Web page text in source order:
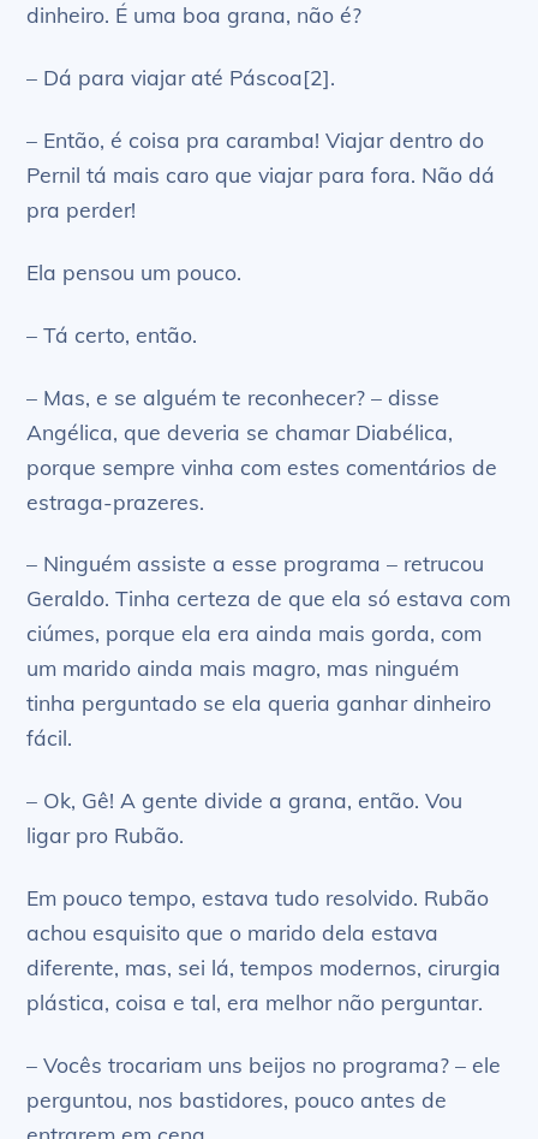
dinheiro. É uma boa grana, não é?
– Dá para viajar até Páscoa[2].
– Então, é coisa pra caramba! Viajar dentro do
Pernil tá mais caro que viajar para fora. Não dá
pra perder!
Ela pensou um pouco.
– Tá certo, então.
– Mas, e se alguém te reconhecer? – disse
Angélica, que deveria se chamar Diabélica,
porque sempre vinha com estes comentários de
estraga-prazeres.
– Ninguém assiste a esse programa – retrucou
Geraldo. Tinha certeza de que ela só estava com
ciúmes, porque ela era ainda mais gorda, com
um marido ainda mais magro, mas ninguém
tinha perguntado se ela queria ganhar dinheiro
fácil.
– Ok, Gê! A gente divide a grana, então. Vou
ligar pro Rubão.
Em pouco tempo, estava tudo resolvido. Rubão
achou esquisito que o marido dela estava
diferente, mas, sei lá, tempos modernos, cirurgia
plástica, coisa e tal, era melhor não perguntar.
– Vocês trocariam uns beijos no programa? – ele
perguntou, nos bastidores, pouco antes de